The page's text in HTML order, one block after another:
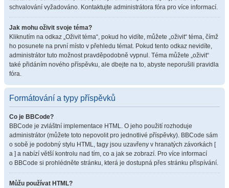
schvalování vyžadováno. Kontaktujte administrátora fóra pro více informací.
Jak mohu oživit svoje téma?
Kliknutím na odkaz „Oživit téma“, pokud ho vidíte, můžete „oživit“ téma, čímž
ho posunete na první místo v přehledu témat. Pokud tento odkaz nevidíte,
administrátor tuto možnost pravděpodobně vypnul. Téma můžete „oživit“
také přidáním nového příspěvku, ale dbejte na to, abyste neporušili pravidla
fóra.
Formátování a typy příspěvků
Co je BBCode?
BBCode je zvláštní implementace HTML. O jeho použití rozhoduje
administrátor (můžete toto nepovolit pro jednotlivé příspěvky). BBCode sám
o sobě je podobný stylu HTML, tagy jsou uzavřeny v hranatých závorkách [
a ] a nabízí větší kontrolu nad tím, co a jak se zobrazí. Pro více informací
o BBCode si prohlédněte stránku, která je dostupná přes stránku přispívání.
Můžu používat HTML?